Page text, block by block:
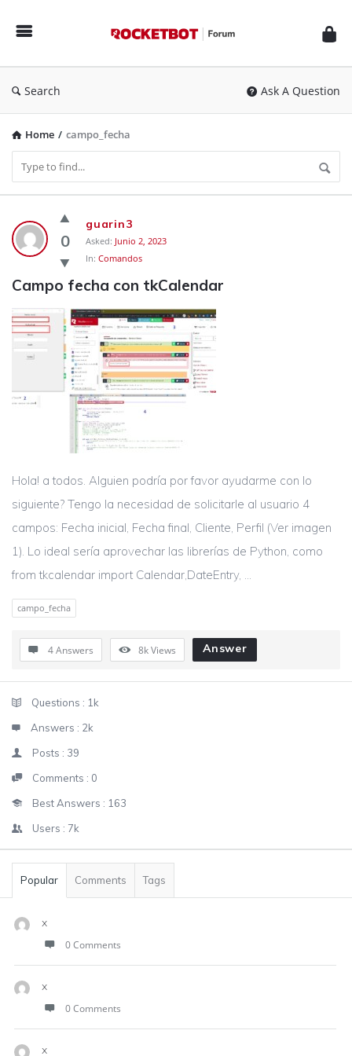
Forum
Search Ask A Question
Home / campo_fecha
Rocketbot
Forum
Latest
Questions
0
guarin3
Asked: Junio 2, 2023
In: Comandos
Campo fecha con tkCalendar
Hola! a todos. Alguien podría por favor ayudarme con lo
siguiente? Tengo la necesidad de solicitarle al usuario 4
campos: Fecha inicial, Fecha final, Cliente, Perfil (Ver imagen
1). Lo ideal sería aprovechar las librerías de Python, como
from tkcalendar import Calendar,DateEntry, ...
campo_fecha
4 Answers 8kViews Answer
StatsQuestions : 1k
Answers : 2k
Posts : 39
Comments : 0
Best Answers : 163
Users : 7k
Popular Comments Tags
x
0 Comments
x
0 Comments
x